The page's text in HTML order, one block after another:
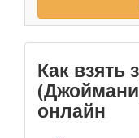
Как взять
онлайн